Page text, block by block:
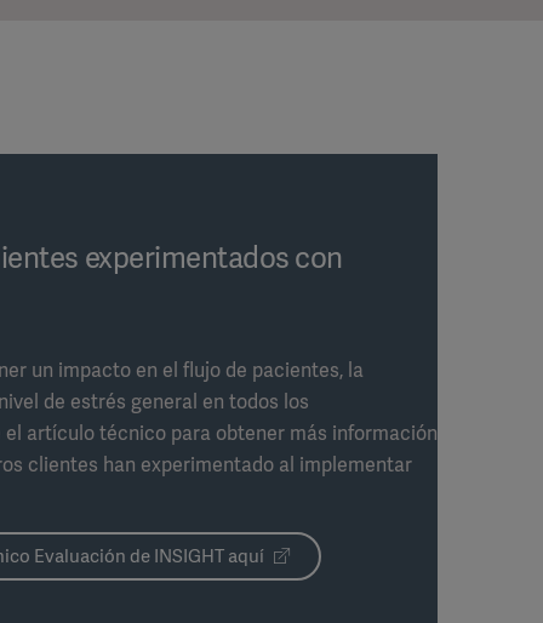
experimentados con
un impacto en el flujo de pacientes, la
de estrés general en todos los
artículo técnico para obtener más información
clientes han experimentado al implementar
Evaluación de INSIGHT aquí